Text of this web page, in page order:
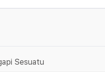
Sesuatu